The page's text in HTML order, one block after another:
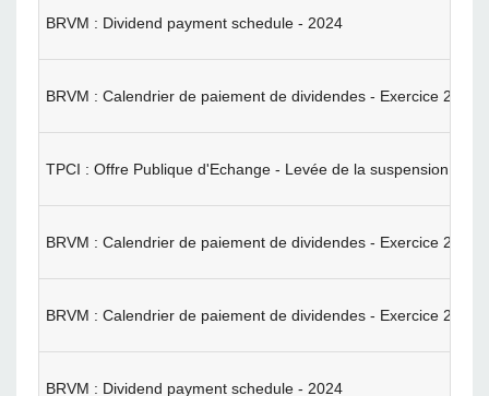
BRVM : Dividend payment schedule - 2024
BRVM : Calendrier de paiement de dividendes - Exercice 2024
TPCI : Offre Publique d'Echange - Levée de la suspension des
BRVM : Calendrier de paiement de dividendes - Exercice 2024
BRVM : Calendrier de paiement de dividendes - Exercice 2024
BRVM : Dividend payment schedule - 2024